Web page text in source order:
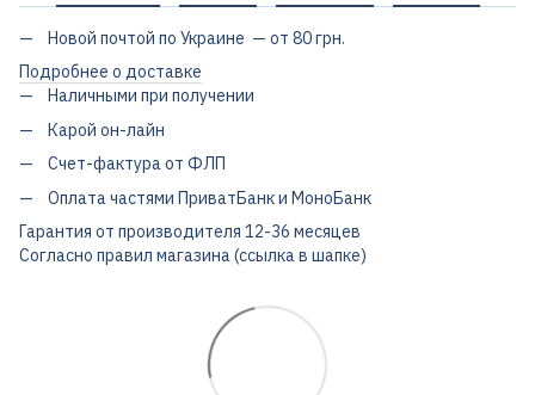
Новой почтой по Украине — от 80 грн.
Подробнее о доставке
Наличными при получении
Карой он-лайн
Счет-фактура от ФЛП
Оплата частями ПриватБанк и МоноБанк
Гарантия от производителя 12-36 месяцев
Согласно правил магазина (ссылка в шапке)